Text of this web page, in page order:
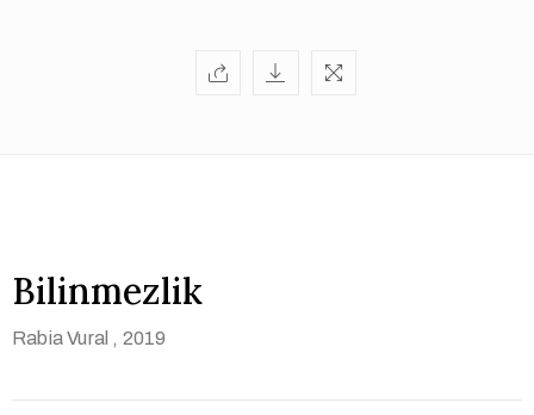
Bilinmezlik
Rabia Vural , 2019